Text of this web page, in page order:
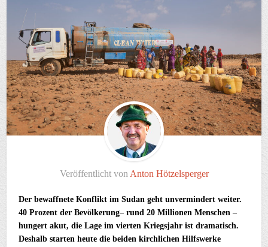
Veröffentlicht von Anton Hötzelsperger
Der bewaffnete Konflikt im Sudan geht unvermindert weiter.
40 Prozent der Bevölkerung– rund 20 Millionen Menschen –
hungert akut, die Lage im vierten Kriegsjahr ist dramatisch.
Deshalb starten heute die beiden kirchlichen Hilfswerke